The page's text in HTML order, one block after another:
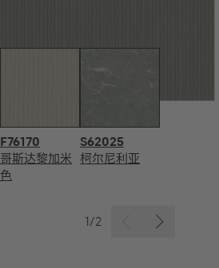
F76170
哥斯达黎加米
色
S62025
柯尔尼利亚
1/2